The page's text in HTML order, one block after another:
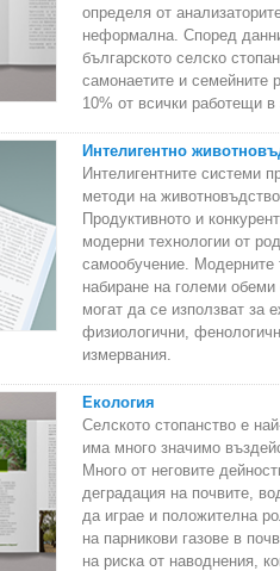
определя от
неформална. Според
българското селско
самонаетите и семейните
10% от всички работещи
Интелигентно
Интелигентните системи
методи на
Продуктивното и
модерни технологии от
самообучение. Модерните
набиране на големи
могат да се използват за
физиологични,
измервания.
Екология
Селското стопанство е
има много значимо
Много от неговите
деградация на почвите,
да играе и положителна
на парникови газове в
на риска от наводнения,